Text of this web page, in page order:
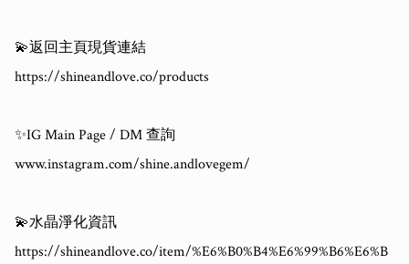
💫返回主頁現貨連結
https://shineandlove.co/products
✨IG Main Page / DM 查詢
www.instagram.com/shine.andlovegem/
💫水晶淨化資訊
https://shineandlove.co/item/%E6%B0%B4%E6%99%B6%E6%B